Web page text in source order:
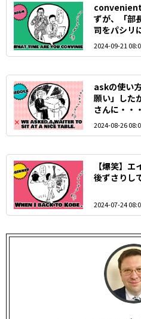
convenient
ずが、「部
司をパシリ
2024-09-21
askの使い
願い」した
さんに・・
2024-08-26
【爆笑】
後ずさりし
2024-07-24